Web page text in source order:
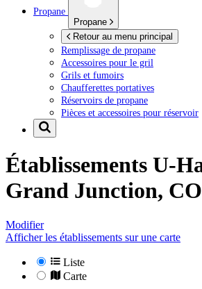
Propane
Propane
Retour au menu principal
Remplissage de propane
Accessoires pour le gril
Grils et fumoirs
Chaufferettes portatives
Réservoirs de propane
Pièces et accessoires pour réservoir
Établissements U-
Grand Junction,
Modifier
Afficher les établissements sur une carte
Liste
Carte